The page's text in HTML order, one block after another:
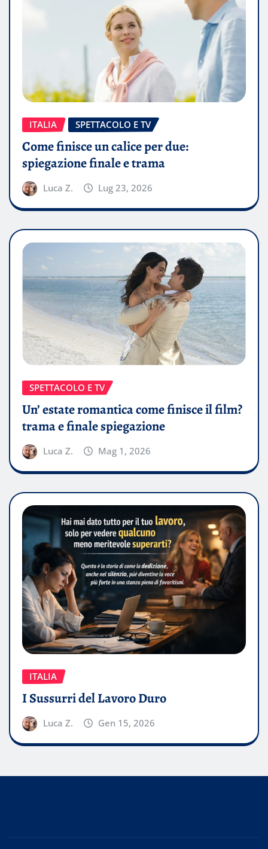
ITALIA SPETTACOLO E TV
Come finisce un calice per due:
spiegazione finale e trama
Luca Z. Lug 23, 2026
SPETTACOLO E TV
Un’ estate romantica come finisce il film?
trama e finale spiegazione
Luca Z. Mag 1, 2026
ITALIA
I Sussurri del Lavoro Duro
Luca Z. Gen 15, 2026